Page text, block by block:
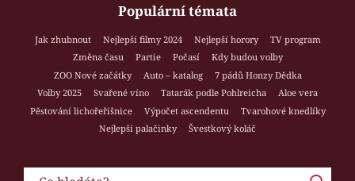
Populární témata
Jak zhubnout Nejlepší filmy 2024 Nejlepší horory
TV program
Změna času
Partie Počasí
Kdy budou volby
ZOO Nové začátky
Auto – katalog
7 pádů Honzy Dědka
Volby 2025
Svařené víno Tatarák podle Pohlreicha
Aloe vera
Pěstování lichořeřišnice
Výpočet ascendentu
Tvarohové knedlíky
Nejlepší palačinky
Švestkový koláč